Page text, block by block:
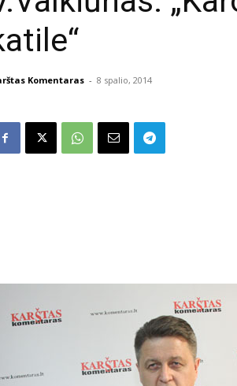
Komentaras - 8 spalio, 2014